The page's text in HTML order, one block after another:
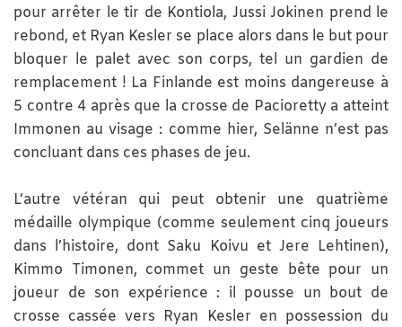
pour arrêter le tir de Kontiola, Jussi Jokinen prend le
rebond, et Ryan Kesler se place alors dans le but pour
bloquer le palet avec son corps, tel un gardien de
remplacement ! La Finlande est moins dangereuse à
5 contre 4 après que la crosse de Pacioretty a atteint
Immonen au visage : comme hier, Selänne n’est pas
concluant dans ces phases de jeu.
L’autre vétéran qui peut obtenir une quatrième
médaille olympique (comme seulement cinq joueurs
dans l’histoire, dont Saku Koivu et Jere Lehtinen),
Kimmo Timonen, commet un geste bête pour un
joueur de son expérience : il pousse un bout de
crosse cassée vers Ryan Kesler en possession du